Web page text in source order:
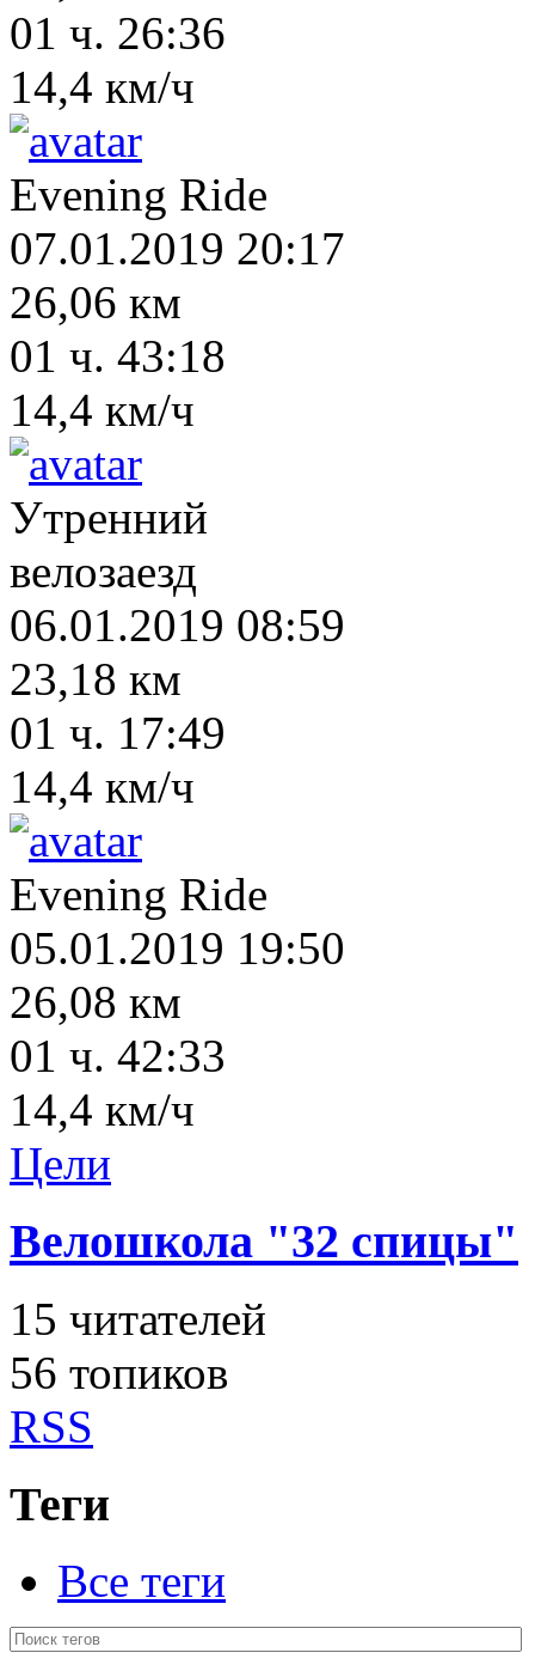
01 ч. 26:36
14,4 км/ч
Evening Ride
07.01.2019 20:17
26,06 км
01 ч. 43:18
14,4 км/ч
Утренний
велозаезд
06.01.2019 08:59
23,18 км
01 ч. 17:49
14,4 км/ч
Evening Ride
05.01.2019 19:50
26,08 км
01 ч. 42:33
14,4 км/ч
Цели
Велошкола "32 спицы"
15 читателей
56 топиков
RSS
Теги
Все теги